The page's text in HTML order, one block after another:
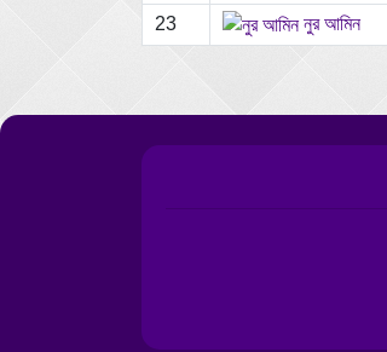
23
নুর আমিন